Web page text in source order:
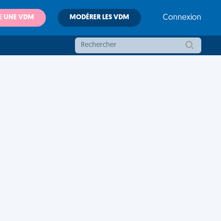
UNE VDM MODÉRER LES VDM Connexion